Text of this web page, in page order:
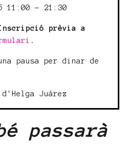
11:00 - 21:30
prèvia a
.
pausa per dinar de
Juárez
passarà